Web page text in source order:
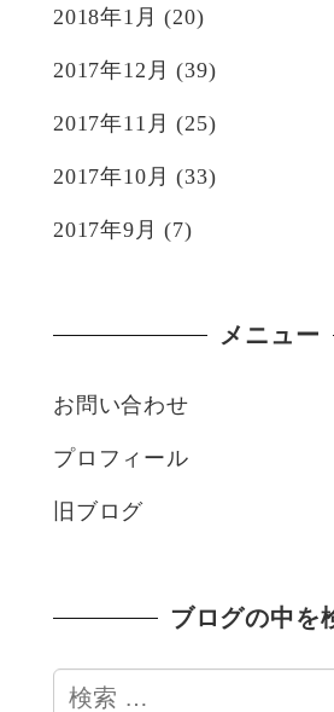
2018年1月 (20)
2017年12月 (39)
2017年11月 (25)
2017年10月 (33)
2017年9月 (7)
メニュー
お問い合わせ
プロフィール
旧ブログ
ブログの中を
検